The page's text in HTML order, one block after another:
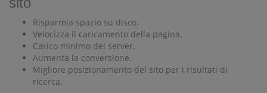
Risparmia spazio su disco.
Velocizza il caricamento della pagina.
Carico minimo del server.
Aumenta la conversione.
Migliore posizionamento del sito per i risultati di
ricerca.